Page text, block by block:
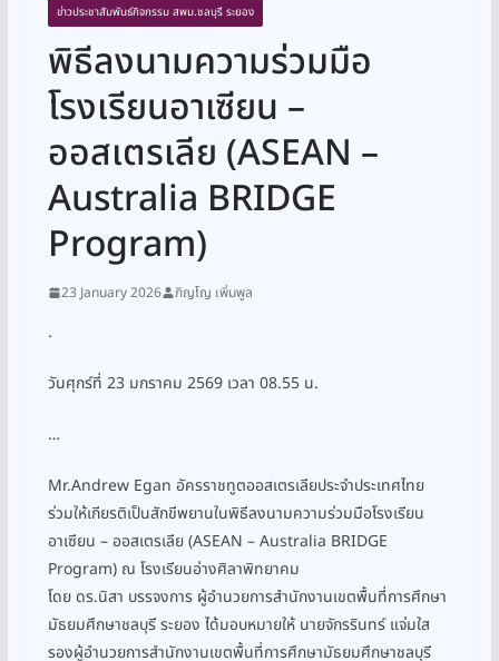
ข่าวประชาสัมพันธ์กิจกรรม สพม.ชลบุรี ระยอง
พิธีลงนามความร่วมมือ
โรงเรียนอาเซียน –
ออสเตรเลีย (ASEAN –
Australia BRIDGE
Program)
23 January 2026 ภิญโญ เพิ่มพูล
.
วันศุกร์ที่ 23 มกราคม 2569 เวลา 08.55 น.
…
Mr.Andrew Egan อัครราชทูตออสเตรเลียประจำประเทศไทย
ร่วมให้เกียรติเป็นสักขีพยานในพิธีลงนามความร่วมมือโรงเรียน
อาเซียน – ออสเตรเลีย (ASEAN – Australia BRIDGE
Program) ณ โรงเรียนอ่างศิลาพิทยาคม
โดย ดร.นิสา บรรจงการ ผู้อำนวยการสำนักงานเขตพื้นที่การศึกษา
มัธยมศึกษาชลบุรี ระยอง ได้มอบหมายให้ นายจักรรินทร์ แจ่มใส
รองผู้อำนวยการสำนักงานเขตพื้นที่การศึกษามัธยมศึกษาชลบุรี